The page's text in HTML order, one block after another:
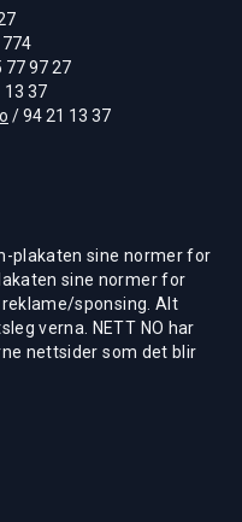
774
77 97 27
13 37
/ 94 21 13 37
plakaten sine normer for
sine normer for
sponsing. Alt
verna. NETT NO har
nettsider som det blir